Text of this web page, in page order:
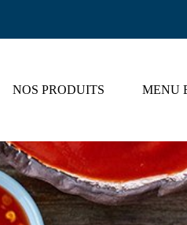
NOS PRODUITS MENU